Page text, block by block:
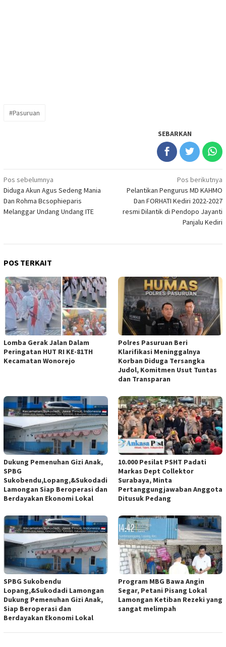
#Pasuruan
SEBARKAN
Navigasi
pos
Pos sebelumnya
Diduga Akun Agus Sedeng Mania
Dan Rohma Bcsophieparis
Melanggar Undang Undang ITE
Pos berikutnya
Pelantikan Pengurus MD KAHMO
Dan FORHATI Kediri 2022-2027
resmi Dilantik di Pendopo Jayanti
Panjalu Kediri
POS TERKAIT
Lomba Gerak Jalan Dalam
Peringatan HUT RI KE-81TH
Kecamatan Wonorejo
Polres Pasuruan Beri
Klarifikasi Meninggalnya
Korban Diduga Tersangka
Judol, Komitmen Usut Tuntas
dan Transparan
Dukung Pemenuhan Gizi Anak,
SPBG
Sukobendu,Lopang,&Sukodadi
Lamongan Siap Beroperasi dan
Berdayakan Ekonomi Lokal
10.000 Pesilat PSHT Padati
Markas Dept Collektor
Surabaya, Minta
Pertanggungjawaban Anggota
Ditusuk Pedang
SPBG Sukobendu
Lopang,&Sukodadi Lamongan
Dukung Pemenuhan Gizi Anak,
Siap Beroperasi dan
Berdayakan Ekonomi Lokal
Program MBG Bawa Angin
Segar, Petani Pisang Lokal
Lamongan Ketiban Rezeki yang
sangat melimpah